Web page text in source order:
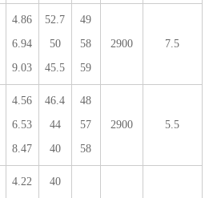
4.86
6.94
9.03
52.7
50
45.5
49
58
59
2900 7.5
4.56
6.53
8.47
46.4
44
40
48
57
58
2900 5.5
4.22
40